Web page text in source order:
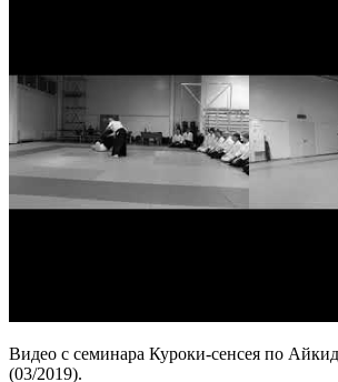
Видео с семинара Куроки-сенсея по
(03/2019).